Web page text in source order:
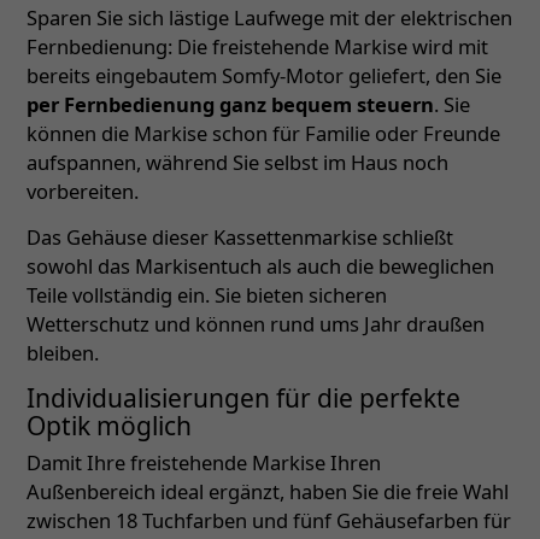
Sparen Sie sich lästige Laufwege mit der elektrischen
Fernbedienung: Die freistehende Markise wird mit
bereits eingebautem Somfy-Motor geliefert, den Sie
per Fernbedienung ganz bequem steuern. Sie
können die Markise schon für Familie oder Freunde
aufspannen, während Sie selbst im Haus noch
vorbereiten.
Das Gehäuse dieser Kassettenmarkise schließt
sowohl das Markisentuch als auch die beweglichen
Teile vollständig ein. Sie bieten sicheren
Wetterschutz und können rund ums Jahr draußen
bleiben.
Individualisierungen für die perfekte
Optik möglich
Damit Ihre freistehende Markise Ihren
Außenbereich ideal ergänzt, haben Sie die freie Wahl
zwischen 18 Tuchfarben und fünf Gehäusefarben für